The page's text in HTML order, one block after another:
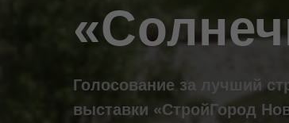
Голосование за лучший
выставки «СтройГород